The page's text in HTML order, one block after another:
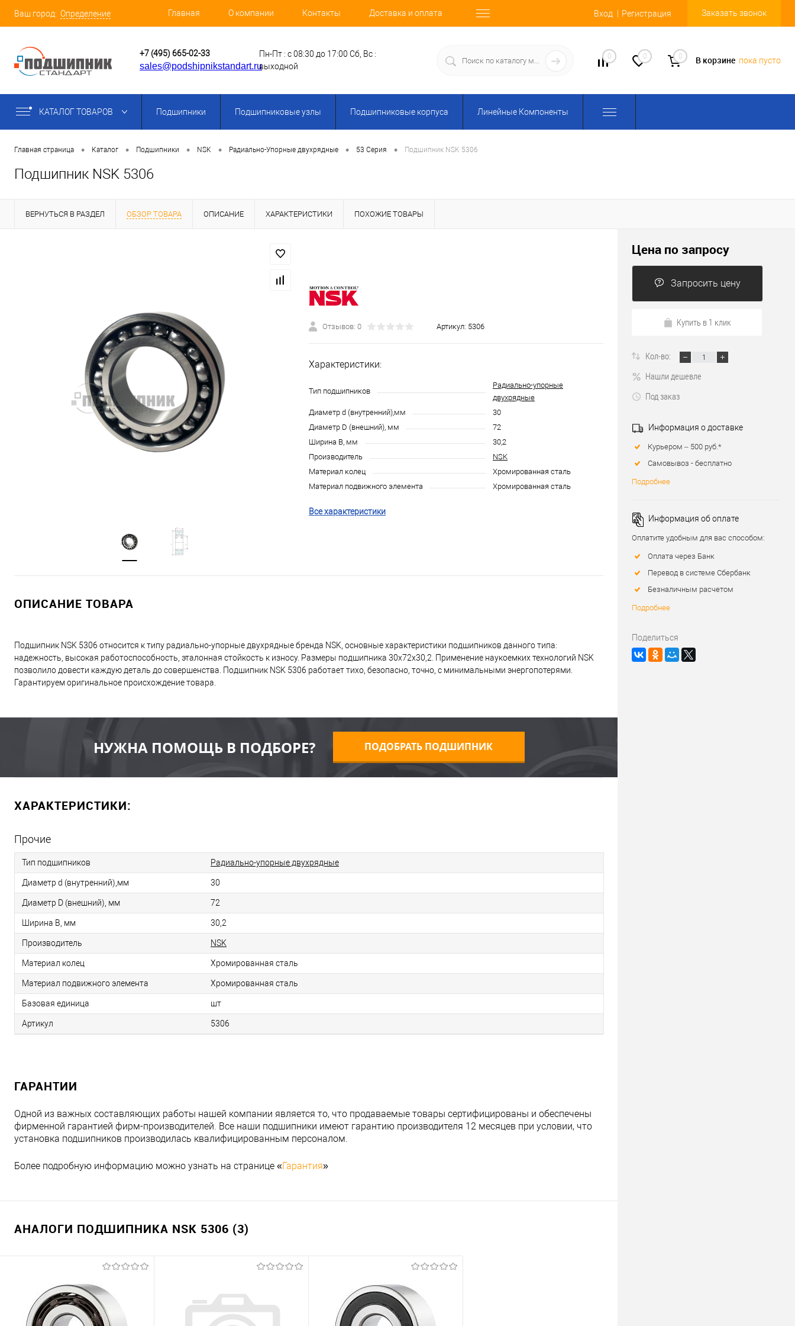
Ваш город: Определение Главная О компании Контакты Доставка и оплата Вход Регистрация Заказать звонок
+7 (495) 665-02-33
sales@podshipnikstandart.ru
Пн-Пт : с 08:30 до 17:00 Сб, Вс :
выходной
0 0 0 В корзине пока пусто
КАТАЛОГ ТОВАРОВ Подшипники Подшипниковые узлы Подшипниковые корпуса Линейные Компоненты
Главная страница • Каталог • Подшипники • NSK • Радиально-Упорные двухрядные • 53 Серия • Подшипник NSK 5306
Подшипник NSK 5306
ВЕРНУТЬСЯ В РАЗДЕЛ ОБЗОР ТОВАРА ОПИСАНИЕ ХАРАКТЕРИСТИКИ ПОХОЖИЕ ТОВАРЫ
Отзывов: 0 Артикул: 5306
Характеристики:
Тип подшипников
Радиально-упорные
двухрядные
Диаметр d (внутренний),мм
30
Диаметр D (внешний), мм
72
Ширина B, мм
30,2
Производитель
NSK
Материал колец
Хромированная сталь
Материал подвижного элемента
Хромированная сталь
Все характеристики
ОПИСАНИЕ ТОВАРА
Подшипник NSK 5306 относится к типу радиально-упорные двухрядные бренда NSK, основные характеристики подшипников данного типа:
надежность, высокая работоспособность, эталонная стойкость к износу. Размеры подшипника 30x72x30,2. Применение наукоемких технологий NSK
позволило довести каждую деталь до совершенства. Подшипник NSK 5306 работает тихо, безопасно, точно, с минимальными энергопотерями.
Гарантируем оригинальное происхождение товара.
НУЖНА ПОМОЩЬ В ПОДБОРЕ? ПОДОБРАТЬ ПОДШИПНИК
ХАРАКТЕРИСТИКИ:
Прочие
Тип подшипников Радиально-упорные двухрядные
Диаметр d (внутренний),мм 30
Диаметр D (внешний), мм 72
Ширина B, мм 30,2
Производитель NSK
Материал колец Хромированная сталь
Материал подвижного элемента Хромированная сталь
Базовая единица шт
Артикул 5306
ГАРАНТИИ
Одной из важных составляющих работы нашей компании является то, что продаваемые товары сертифицированы и обеспечены
фирменной гарантией фирм-производителей. Все наши подшипники имеют гарантию производителя 12 месяцев при условии, что
установка подшипников производилась квалифицированным персоналом.
Более подробную информацию можно узнать на странице «Гарантия»
АНАЛОГИ ПОДШИПНИКА NSK 5306 (3)
Цена по запросу
Запросить цену
Купить в 1 клик
Кол-во:
Нашли дешевле
Под заказ
Информация о доставке
Курьером – 500 руб.*
Самовывоз - бесплатно
Подробнее
Информация об оплате
Оплатите удобным для вас способом:
Оплата через Банк
Перевод в системе Сбербанк
Безналичным расчетом
Подробнее
Поделиться